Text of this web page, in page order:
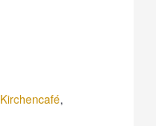
Kirchencafé,